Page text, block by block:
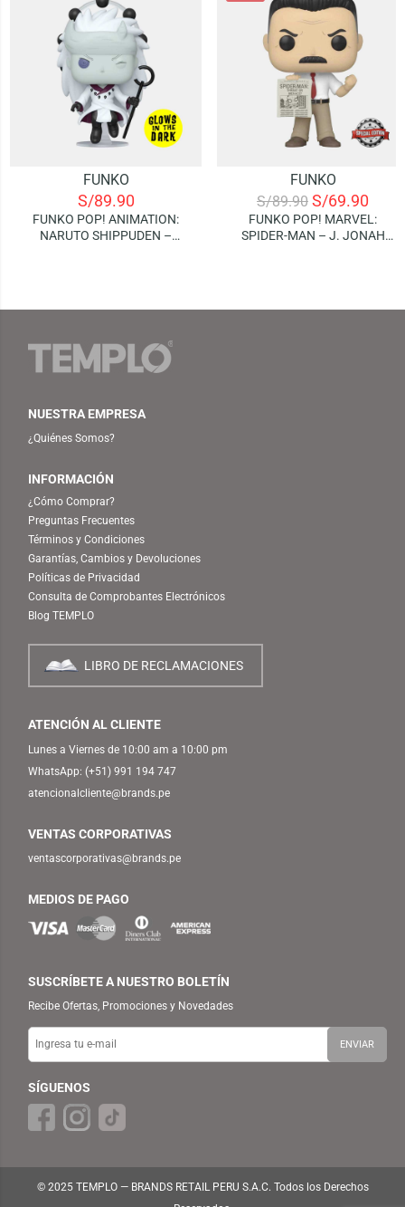
FUNKO
S/89.90
FUNKO POP! ANIMATION:
NARUTO SHIPPUDEN –
FUNKO
S/89.90 S/69.90
FUNKO POP! MARVEL:
SPIDER-MAN – J. JONAH
NUESTRA EMPRESA
¿Quiénes Somos?
INFORMACIÓN
¿Cómo Comprar?
Preguntas Frecuentes
Términos y Condiciones
Garantías, Cambios y Devoluciones
Políticas de Privacidad
Consulta de Comprobantes Electrónicos
Blog TEMPLO
LIBRO DE RECLAMACIONES
ATENCIÓN AL CLIENTE
Lunes a Viernes de 10:00 am a 10:00 pm
WhatsApp: (+51) 991 194 747
atencionalcliente@brands.pe
VENTAS CORPORATIVAS
ventascorporativas@brands.pe
MEDIOS DE PAGO
SUSCRÍBETE A NUESTRO BOLETÍN
Recibe Ofertas, Promociones y Novedades
SÍGUENOS
© 2025 TEMPLO — BRANDS RETAIL PERU S.A.C. Todos los Derechos